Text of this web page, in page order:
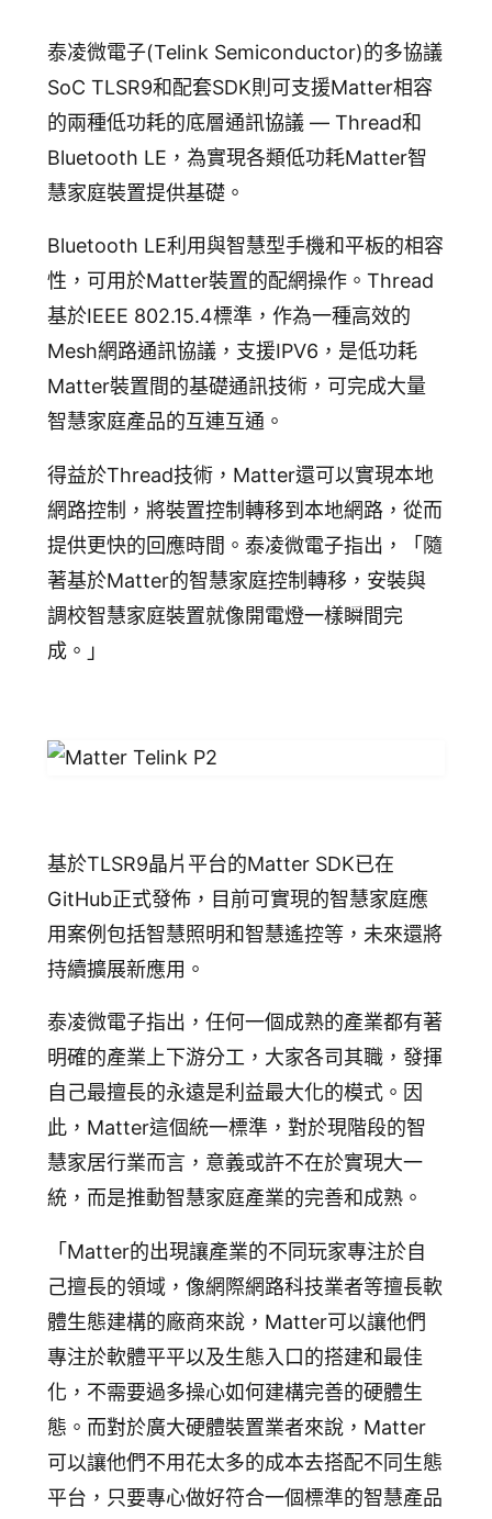
泰凌微電子(Telink Semiconductor)的多協議
SoC TLSR9和配套SDK則可支援Matter相容
的兩種低功耗的底層通訊協議 — Thread和
Bluetooth LE，為實現各類低功耗Matter智
慧家庭裝置提供基礎。
Bluetooth LE利用與智慧型手機和平板的相容
性，可用於Matter裝置的配網操作。Thread
基於IEEE 802.15.4標準，作為一種高效的
Mesh網路通訊協議，支援IPV6，是低功耗
Matter裝置間的基礎通訊技術，可完成大量
智慧家庭產品的互連互通。
得益於Thread技術，Matter還可以實現本地
網路控制，將裝置控制轉移到本地網路，從而
提供更快的回應時間。泰凌微電子指出，「隨
著基於Matter的智慧家庭控制轉移，安裝與
調校智慧家庭裝置就像開電燈一樣瞬間完
成。」
基於TLSR9晶片平台的Matter SDK已在
GitHub正式發佈，目前可實現的智慧家庭應
用案例包括智慧照明和智慧遙控等，未來還將
持續擴展新應用。
泰凌微電子指出，任何一個成熟的產業都有著
明確的產業上下游分工，大家各司其職，發揮
自己最擅長的永遠是利益最大化的模式。因
此，Matter這個統一標準，對於現階段的智
慧家居行業而言，意義或許不在於實現大一
統，而是推動智慧家庭產業的完善和成熟。
「Matter的出現讓產業的不同玩家專注於自
己擅長的領域，像網際網路科技業者等擅長軟
體生態建構的廠商來說，Matter可以讓他們
專注於軟體平平以及生態入口的搭建和最佳
化，不需要過多操心如何建構完善的硬體生
態。而對於廣大硬體裝置業者來說，Matter
可以讓他們不用花太多的成本去搭配不同生態
平台，只要專心做好符合一個標準的智慧產品